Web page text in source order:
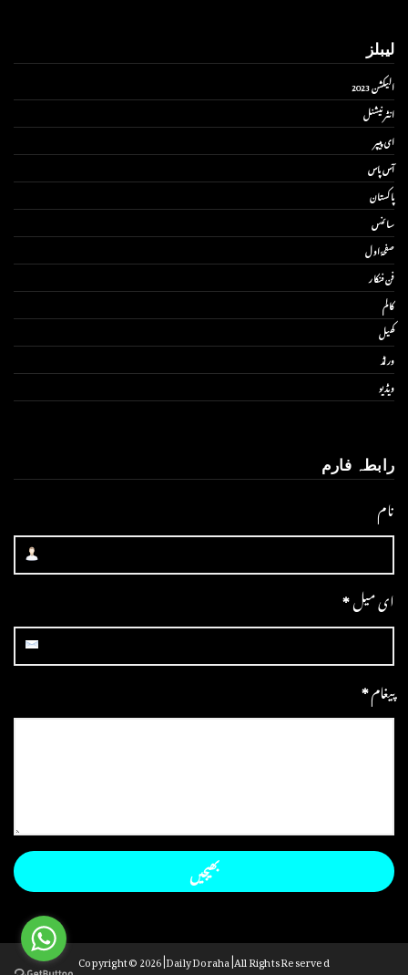
لیبلز
الیکشن 2023
انٹر نیشنل
ای پیپر
آس پاس
پاکستان
سائنس
صفحۂ اول
فن فنکار
کالم
کھیل
ورلڈ
ویڈیو
رابطہ فارم
نام
ای میل*
پیغام*
Copyright ©2026 | Daily Doraha | All Rights Reserved